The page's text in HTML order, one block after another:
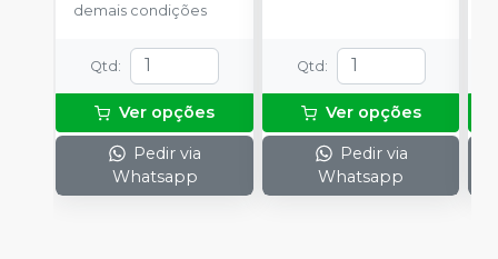
demais condições
Qtd :
Ver opções
Pedir via
Whatsapp
Qtd :
Ver opções
Pedir via
Whatsapp